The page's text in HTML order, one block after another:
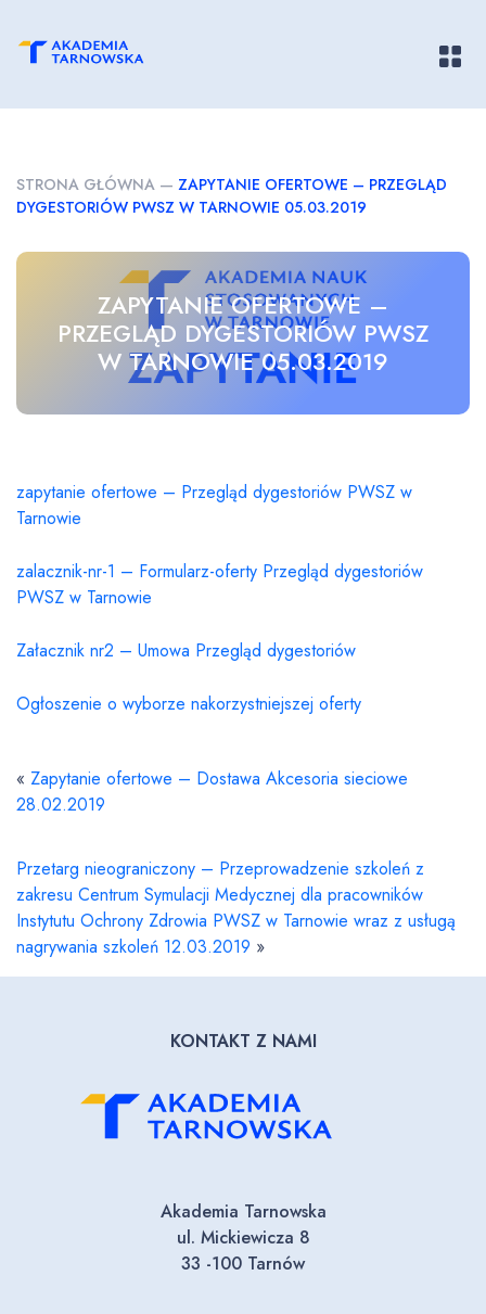
STRONA GŁÓWNA — ZAPYTANIE OFERTOWE – PRZEGLĄD
DYGESTORIÓW PWSZ W TARNOWIE 05.03.2019
ZAPYTANIE OFERTOWE –
PRZEGLĄD DYGESTORIÓW PWSZ
W TARNOWIE 05.03.2019
zapytanie ofertowe – Przegląd dygestoriów PWSZ w
Tarnowie
zalacznik-nr-1 – Formularz-oferty Przegląd dygestoriów
PWSZ w Tarnowie
Załacznik nr2 – Umowa Przegląd dygestoriów
Ogłoszenie o wyborze nakorzystniejszej oferty
« Zapytanie ofertowe – Dostawa Akcesoria sieciowe
28.02.2019
Przetarg nieograniczony – Przeprowadzenie szkoleń z
zakresu Centrum Symulacji Medycznej dla pracowników
Instytutu Ochrony Zdrowia PWSZ w Tarnowie wraz z usługą
nagrywania szkoleń 12.03.2019 »
KONTAKT Z NAMI
Akademia Tarnowska
ul. Mickiewicza 8
33 -100 Tarnów